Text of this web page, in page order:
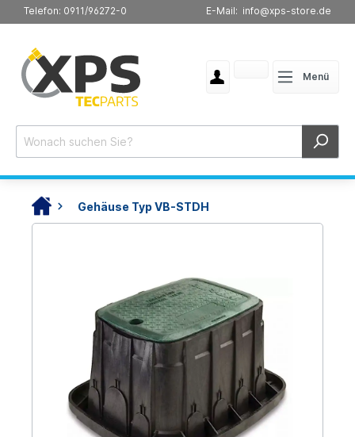
Telefon: 0911/96272-0 E-Mail: info@xps-store.de
Menü
Gehäuse Typ VB-STDH